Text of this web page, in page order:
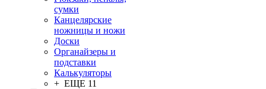
сумки
Канцелярские
ножницы и ножи
Доски
Органайзеры и
подставки
Калькуляторы
+ ЕЩЕ 11